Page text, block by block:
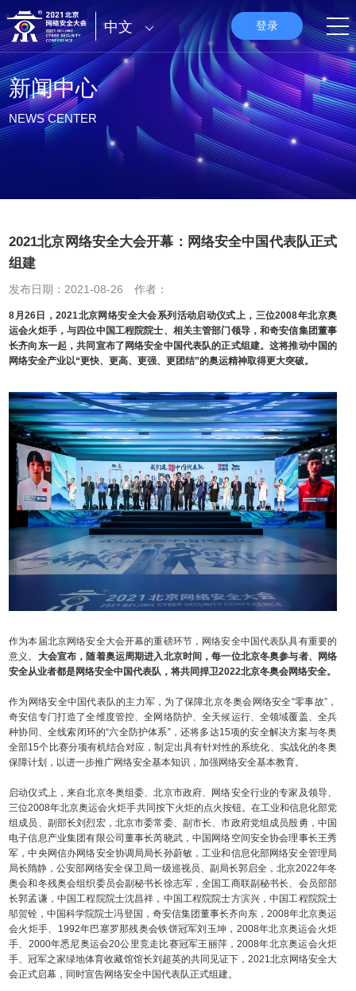
中文 登录
新闻中心
NEWS CENTER
2021北京网络安全大会开幕：网络安全中国代表队正式
组建
发布日期：2021-08-26 作者：
8月26日，2021北京网络安全大会系列活动启动仪式上，三位2008年北京奥
运会火炬手，与四位中国工程院院士、相关主管部门领导，和奇安信集团董事
长齐向东一起，共同宣布了网络安全中国代表队的正式组建。这将推动中国的
网络安全产业以“更快、更高、更强、更团结”的奥运精神取得更大突破。
作为本届北京网络安全大会开幕的重磅环节，网络安全中国代表队具有重要的
意义。 大会宣布，随着奥运周期进入北京时间，每一位北京冬奥参与者、网络
安全从业者都是网络安全中国代表队，将共同捍卫2022北京冬奥会网络安全。
作为网络安全中国代表队的主力军，为了保障北京冬奥会网络安全“零事故”，
奇安信专门打造了全维度管控、全网络防护、全天候运行、全领域覆盖、全兵
种协同、全线索闭环的“六全防护体系”，还将多达15项的安全解决方案与冬奥
全部15个比赛分项有机结合对应，制定出具有针对性的系统化、实战化的冬奥
保障计划，以进一步推广网络安全基本知识，加强网络安全基本教育。
启动仪式上，来自北京冬奥组委、北京市政府、网络安全行业的专家及领导、
三位2008年北京奥运会火炬手共同按下火炬的点火按钮。在工业和信息化部党
组成员、副部长刘烈宏，北京市委常委、副市长、市政府党组成员殷勇，中国
电子信息产业集团有限公司董事长芮晓武，中国网络空间安全协会理事长王秀
军，中央网信办网络安全协调局局长孙蔚敏，工业和信息化部网络安全管理局
局长隋静，公安部网络安全保卫局一级巡视员、副局长郭启全，北京2022年冬
奥会和冬残奥会组织委员会副秘书长徐志军，全国工商联副秘书长、会员部部
长郭孟谦，中国工程院院士沈昌祥，中国工程院院士方滨兴，中国工程院院士
邬贺铨，中国科学院院士冯登国，奇安信集团董事长齐向东，2008年北京奥运
会火炬手、1992年巴塞罗那残奥会铁饼冠军刘玉坤，2008年北京奥运会火炬
手、2000年悉尼奥运会20公里竞走比赛冠军王丽萍，2008年北京奥运会火炬
手、冠军之家绿地体育收藏馆馆长刘超英的共同见证下，2021北京网络安全大
会正式启幕，同时宣告网络安全中国代表队正式组建。